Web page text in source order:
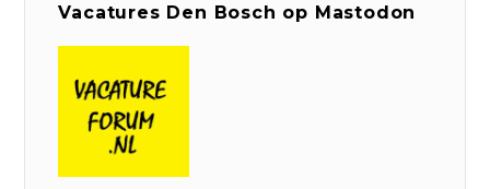
Vacatures Den Bosch op Mastodon